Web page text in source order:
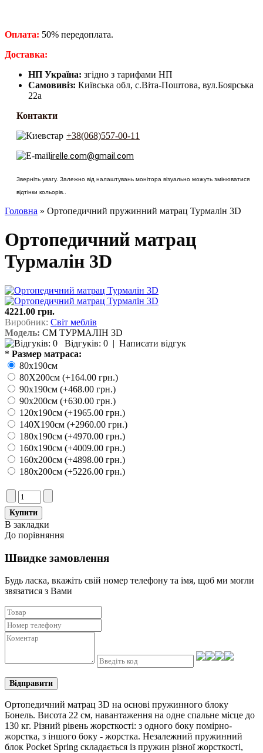
Оплата: 50% передоплата.
​Доставка:
НП Україна: згідно з тарифами НП
Самовивіз: Київська обл, с.Віта-Поштова, вул.Боярська
22а
Контакти
+38(068)557-00-11
irelle.com@gmail.com
Зверніть увагу. Залежно від налаштувань монітора візуально можуть змінюватися
відтінки кольорів..
Головна » Ортопедичний пружинний матрац Турмалін 3D
Ортопедичний матрац
Турмалін 3D
4221.00 грн.
Виробник: Cвіт меблів
Модель: СМ ТУРМАЛІН 3D
Відгуків: 0 | Написати відгук
* Размер матраса:
80х190см
80Х200см (+164.00 грн.)
90х190см (+468.00 грн.)
90х200см (+630.00 грн.)
120х190см (+1965.00 грн.)
140Х190см (+2960.00 грн.)
180х190см (+4970.00 грн.)
160х190см (+4009.00 грн.)
160х200см (+4898.00 грн.)
180х200см (+5226.00 грн.)
В закладки
До порівняння
Швидке замовлення
Будь ласка, вкажіть свій номер телефону та iмя, щоб ми могли
звязатися з Вами
Відправити
Ортопедичний матрац 3D на основі пружинного блоку
Бонель. Висота 22 см, навантаження на одне спальне місце до
130 кг. Різний рівень жорсткості: з одного боку помірно-
жорстка, з іншого боку - жорстка. Незалежний пружинний
блок Pocket Spring складається із пружин різної жорсткості,